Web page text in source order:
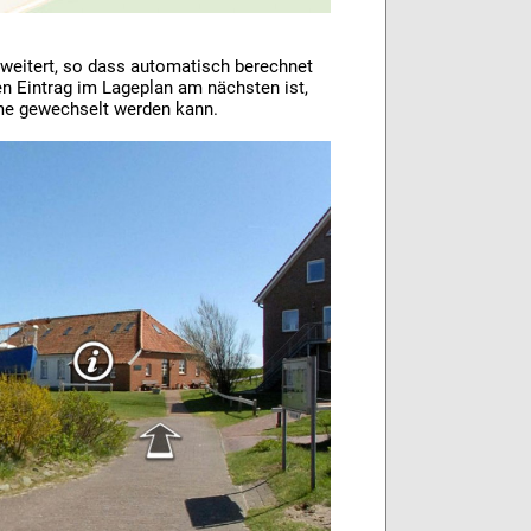
so dass automatisch berechnet
Eintrag im Lageplan am nächsten ist,
gewechselt werden kann.